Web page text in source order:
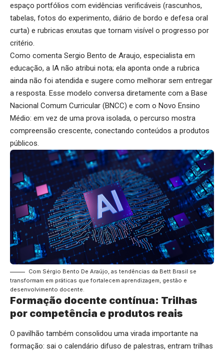
espaço portfólios com evidências verificáveis (rascunhos,
tabelas, fotos do experimento, diário de bordo e defesa oral
curta) e rubricas enxutas que tornam visível o progresso por
critério.
Como comenta Sergio Bento de Araujo, especialista em
educação, a IA não atribui nota; ela aponta onde a rubrica
ainda não foi atendida e sugere como melhorar sem entregar
a resposta. Esse modelo conversa diretamente com a Base
Nacional Comum Curricular (BNCC) e com o Novo Ensino
Médio: em vez de uma prova isolada, o percurso mostra
compreensão crescente, conectando conteúdos a produtos
públicos.
Com Sérgio Bento De Araújo, as tendências da Bett Brasil se
transformam em práticas que fortalecem aprendizagem, gestão e
desenvolvimento docente.
Formação docente contínua: Trilhas
por competência e produtos reais
O pavilhão também consolidou uma virada importante na
formação: sai o calendário difuso de palestras, entram trilhas